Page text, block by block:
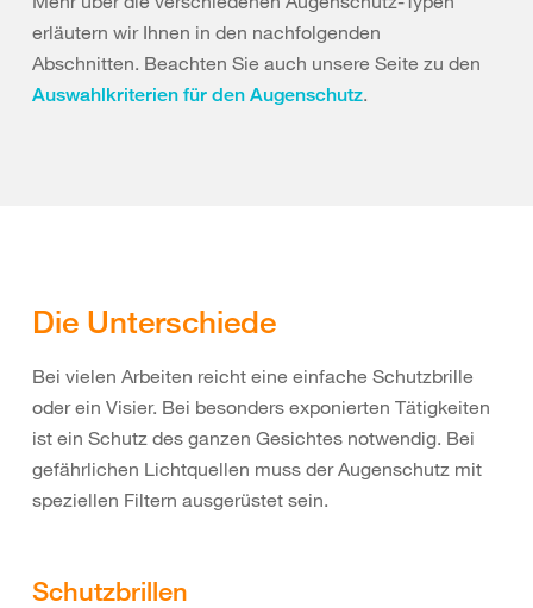
erläutern wir Ihnen in den nachfolgenden
Abschnitten. Beachten Sie auch unsere Seite zu den
Auswahlkriterien für den Augenschutz.
Die Unterschiede
Bei vielen Arbeiten reicht eine einfache Schutzbrille
oder ein Visier. Bei besonders exponierten Tätigkeiten
ist ein Schutz des ganzen Gesichtes notwendig. Bei
gefährlichen Lichtquellen muss der Augenschutz mit
speziellen Filtern ausgerüstet sein.
Schutzbrillen